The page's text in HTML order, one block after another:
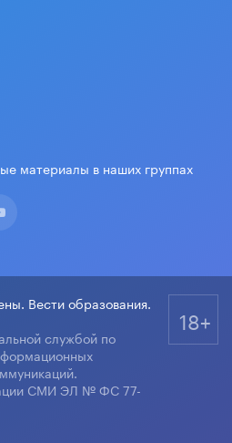
материалы в наших группах
Вести образования.
службой по
СМИ ЭЛ № ФС 77-
18+